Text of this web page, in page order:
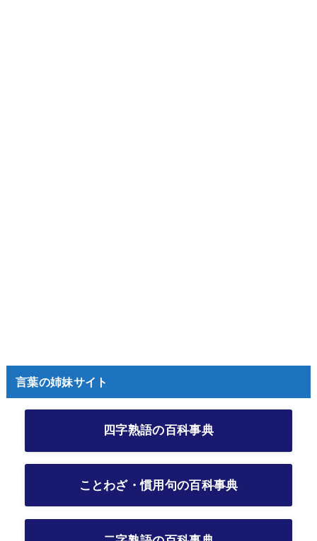
言葉の姉妹サイト
四字熟語の百科事典
ことわざ・慣用句の百科事典